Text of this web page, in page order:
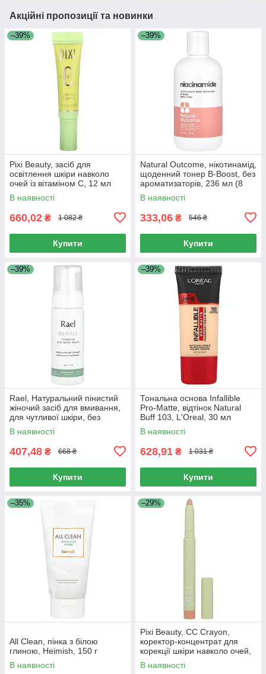
Акційні пропозиції та новинки
–39%
Pixi Beauty, засіб для
освітлення шкіри навколо
очей із вітаміном C, 12 мл
(0,4 рідк. унції)
В наявності
660,02 ₴ 1 082 ₴
Купити
–39%
Natural Outcome, нікотинамід,
щоденний тонер B-Boost, без
ароматизаторів, 236 мл (8
унцій)
В наявності
333,06 ₴ 546 ₴
Купити
–39%
Rael, Натуральний пінистий
жіночий засіб для вмивання,
для чутливої ​​шкіри, без
запаху, 5 рідких унцій (150
мл)
В наявності
407,48 ₴ 668 ₴
Купити
–39%
Тональна основа Infallible
Pro-Matte, відтінок Natural
Buff 103, L'Oreal, 30 мл
В наявності
628,91 ₴ 1 031 ₴
Купити
–35%
All Clean, пінка з білою
глиною, Heimish, 150 г
В наявності
–29%
Pixi Beauty, CC Crayon,
коректор-концентрат для
корекції шкіри навколо очей,
1,2 г (0,04 унції)
В наявності